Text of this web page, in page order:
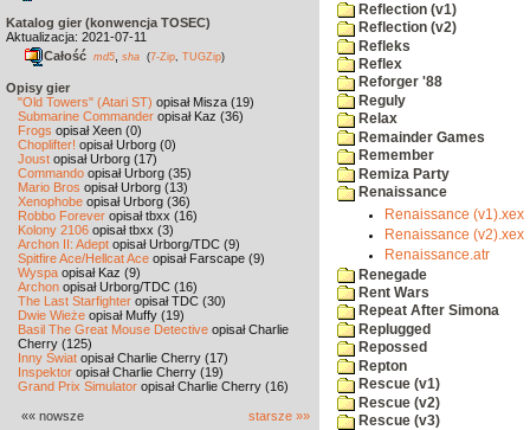
Katalog gier (konwencja TOSEC)
Aktualizacja: 2021-07-11
Całość md5 sha (7-Zip TUGZip)
Opisy gier
"Old Towers" (Atari ST) opisał Misza (19)
Submarine Commander opisał Kaz (36)
Frogs opisał Xeen (0)
Choplifter! opisał Urborg (0)
Joust opisał Urborg (17)
Commando opisał Urborg (35)
Mario Bros opisał Urborg (13)
Xenophobe opisał Urborg (36)
Robbo Forever opisał tbxx (16)
Kolony 2106 opisał tbxx (3)
Archon II: Adept opisał Urborg/TDC (9)
Spitfire Ace/Hellcat Ace opisał Farscape (9)
Wyspa opisał Kaz (9)
Archon opisał Urborg/TDC (16)
The Last Starfighter opisał TDC (30)
Dwie Wieże opisał Muffy (19)
Basil The Great Mouse Detective opisał Charlie
Cherry (125)
Inny Świat opisał Charlie Cherry (17)
Inspektor opisał Charlie Cherry (19)
Grand Prix Simulator opisał Charlie Cherry (16)
«« nowsze starsze »»
Reflection (v1)
Reflection (v2)
Refleks
Reflex
Reforger '88
Reguly
Relax
Remainder Games
Remember
Remiza Party
Renaissance
Renaissance (v1).xex
Renaissance (v2).xex
Renaissance.atr
Renegade
Rent Wars
Repeat After Simona
Replugged
Repossed
Repton
Rescue (v1)
Rescue (v2)
Rescue (v3)